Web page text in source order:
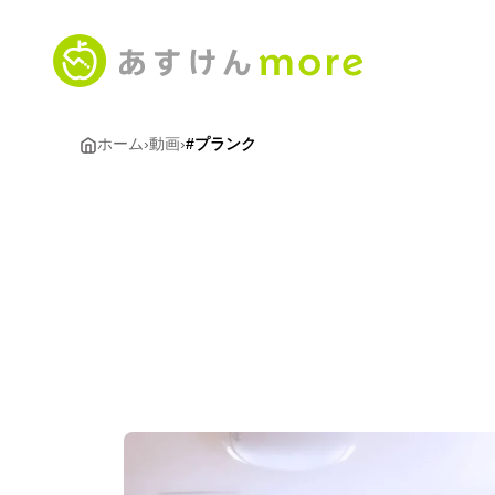
ホーム›動画›#プランク